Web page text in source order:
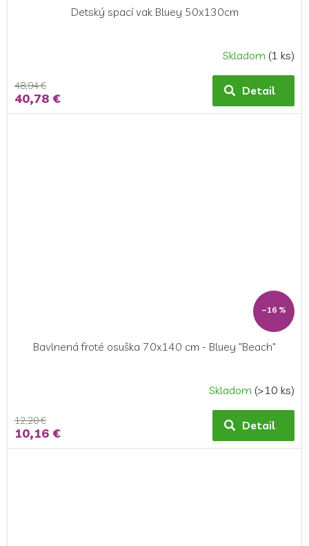
Detský spací vak Bluey 50x130cm
Skladom (1 ks)
48,94 €
40,78 € Detail
–16 %
Bavlnená froté osuška 70x140 cm - Bluey "Beach"
Skladom (>10 ks)
12,20 €
10,16 € Detail